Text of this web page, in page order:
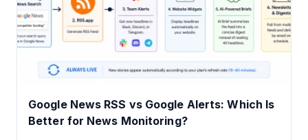
Google News RSS vs Google Alerts: Which Is
Better for News Monitoring?